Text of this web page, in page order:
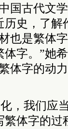
国古代文
史，了解
也是繁体
字。”她
体字的动
，我们应
体字的过